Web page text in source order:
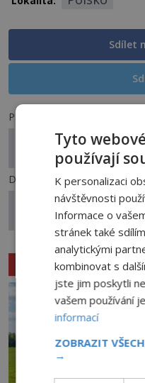
Sdílet
Předchozí článek
Karl Maria Wiligut:
nadpřirozené
Další článek
Posádka rybářské
mimozemský únos,
Související články
Tyto
používají
K personalizaci
návštěvnosti
Informace o
stránek také
analytickými
kombinovat s
jste jim poskytli
vašem používání
informací
ZOBRAZIT
→